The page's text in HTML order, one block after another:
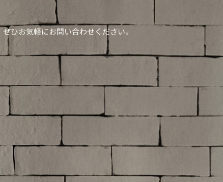
ひお気軽にお問い合わせください。